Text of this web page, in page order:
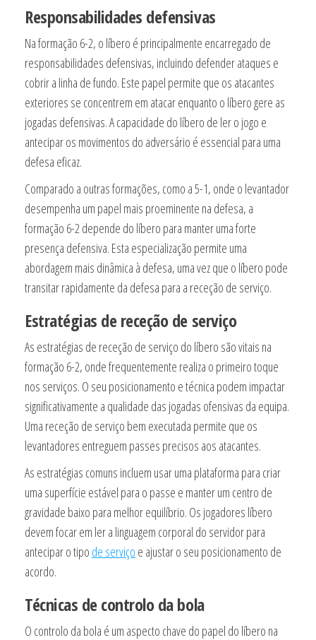
Responsabilidades defensivas
Na formação 6-2, o líbero é principalmente encarregado de
responsabilidades defensivas, incluindo defender ataques e
cobrir a linha de fundo. Este papel permite que os atacantes
exteriores se concentrem em atacar enquanto o líbero gere as
jogadas defensivas. A capacidade do líbero de ler o jogo e
antecipar os movimentos do adversário é essencial para uma
defesa eficaz.
Comparado a outras formações, como a 5-1, onde o levantador
desempenha um papel mais proeminente na defesa, a
formação 6-2 depende do líbero para manter uma forte
presença defensiva. Esta especialização permite uma
abordagem mais dinâmica à defesa, uma vez que o líbero pode
transitar rapidamente da defesa para a receção de serviço.
Estratégias de receção de serviço
As estratégias de receção de serviço do líbero são vitais na
formação 6-2, onde frequentemente realiza o primeiro toque
nos serviços. O seu posicionamento e técnica podem impactar
significativamente a qualidade das jogadas ofensivas da equipa.
Uma receção de serviço bem executada permite que os
levantadores entreguem passes precisos aos atacantes.
As estratégias comuns incluem usar uma plataforma para criar
uma superfície estável para o passe e manter um centro de
gravidade baixo para melhor equilíbrio. Os jogadores líbero
devem focar em ler a linguagem corporal do servidor para
antecipar o tipo de serviço e ajustar o seu posicionamento de
acordo.
Técnicas de controlo da bola
O controlo da bola é um aspecto chave do papel do líbero na